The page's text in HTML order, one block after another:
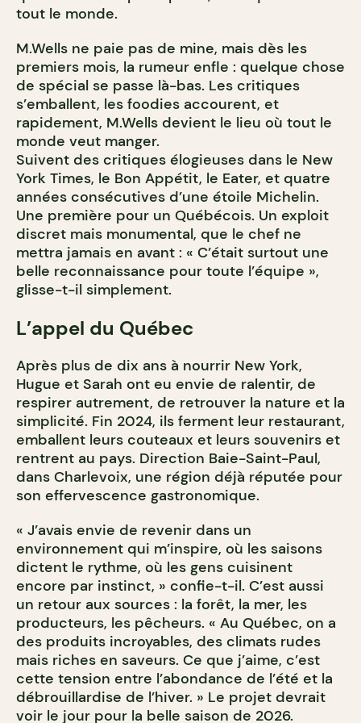
tout le monde.
M.Wells ne paie pas de mine, mais dès les
premiers mois, la rumeur enfle : quelque chose
de spécial se passe là-bas. Les critiques
s’emballent, les foodies accourent, et
rapidement, M.Wells devient le lieu où tout le
monde veut manger.
Suivent des critiques élogieuses dans le New
York Times, le Bon Appétit, le Eater, et quatre
années consécutives d’une étoile Michelin.
Une première pour un Québécois. Un exploit
discret mais monumental, que le chef ne
mettra jamais en avant : « C’était surtout une
belle reconnaissance pour toute l’équipe »,
glisse-t-il simplement.
L’appel du Québec
Après plus de dix ans à nourrir New York,
Hugue et Sarah ont eu envie de ralentir, de
respirer autrement, de retrouver la nature et la
simplicité. Fin 2024, ils ferment leur restaurant,
emballent leurs couteaux et leurs souvenirs et
rentrent au pays. Direction Baie-Saint-Paul,
dans Charlevoix, une région déjà réputée pour
son effervescence gastronomique.
« J’avais envie de revenir dans un
environnement qui m’inspire, où les saisons
dictent le rythme, où les gens cuisinent
encore par instinct, » confie-t-il. C’est aussi
un retour aux sources : la forêt, la mer, les
producteurs, les pêcheurs. « Au Québec, on a
des produits incroyables, des climats rudes
mais riches en saveurs. Ce que j’aime, c’est
cette tension entre l’abondance de l’été et la
débrouillardise de l’hiver. » Le projet devrait
voir le jour pour la belle saison de 2026.